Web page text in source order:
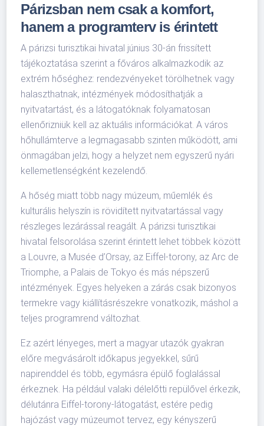
Párizsban nem csak a komfort,
hanem a programterv is érintett
A párizsi turisztikai hivatal június 30-án frissített
tájékoztatása szerint a főváros alkalmazkodik az
extrém hőséghez: rendezvényeket törölhetnek vagy
halaszthatnak, intézmények módosíthatják a
nyitvatartást, és a látogatóknak folyamatosan
ellenőrizniük kell az aktuális információkat. A város
hőhullámterve a legmagasabb szinten működött, ami
önmagában jelzi, hogy a helyzet nem egyszerű nyári
kellemetlenségként kezelendő.
A hőség miatt több nagy múzeum, műemlék és
kulturális helyszín is rövidített nyitvatartással vagy
részleges lezárással reagált. A párizsi turisztikai
hivatal felsorolása szerint érintett lehet többek között
a Louvre, a Musée d’Orsay, az Eiffel-torony, az Arc de
Triomphe, a Palais de Tokyo és más népszerű
intézmények. Egyes helyeken a zárás csak bizonyos
termekre vagy kiállításrészekre vonatkozik, máshol a
teljes programrend változhat.
Ez azért lényeges, mert a magyar utazók gyakran
előre megvásárolt időkapus jegyekkel, sűrű
napirenddel és több, egymásra épülő foglalással
érkeznek. Ha például valaki délelőtti repülővel érkezik,
délutánra Eiffel-torony-látogatást, estére pedig
hajózást vagy múzeumot tervez, egy kényszerű